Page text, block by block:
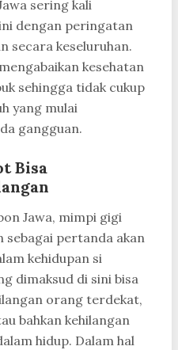
sering kali
dengan peringatan
secara keseluruhan.
kesehatan
sehingga tidak cukup
yang mulai
gangguan.
Bisa
Jawa, mimpi gigi
pertanda akan
kehidupan si
dimaksud di sini bisa
orang terdekat,
bahkan kehilangan
hidup. Dalam hal